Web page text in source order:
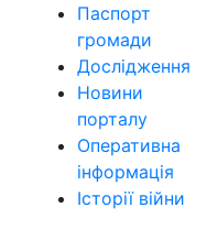
Паспорт
громади
Дослідження
Новини
порталу
Оперативна
інформація
Історії війни